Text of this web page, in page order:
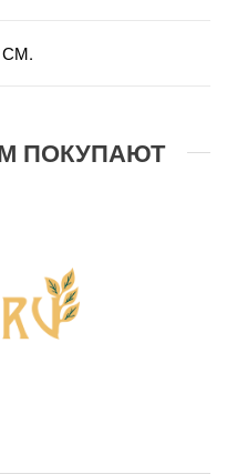
СМ.
ПОКУПАЮТ